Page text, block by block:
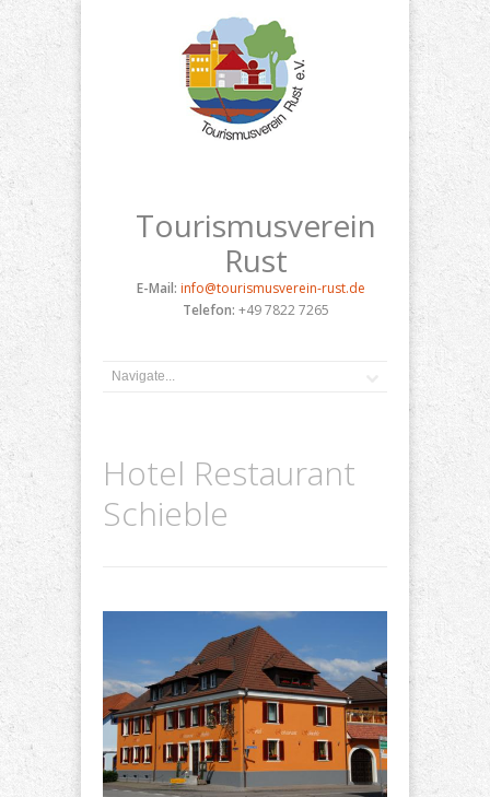
Tourismusverein
Rust
E-Mail: info@tourismusverein-rust.de
Telefon: +49 7822 7265
Hotel Restaurant
Schieble